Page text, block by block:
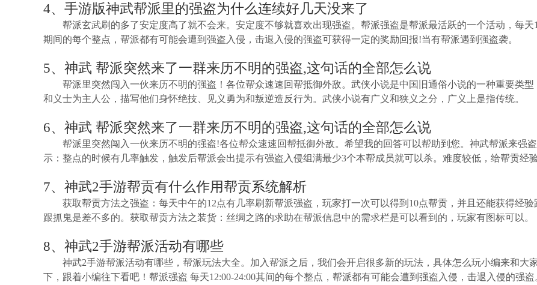
4、手游版神武帮派里的强盗为什么连续好几天没来了
帮派玄武刷的多了安定度高了就不会来。安定度不够就喜欢出现强盗。帮派强盗是帮派最活跃的一个活动，每天
期间的每个整点，帮派都有可能会遭到强盗入侵，击退入侵的强盗可获得一定的奖励回报!当有帮派遇到强盗袭。
5、神武 帮派突然来了一群来历不明的强盗,这句话的全部怎么说
帮派里突然闯入一伙来历不明的强盗！各位帮众速速回帮抵御外敌。武侠小说是中国旧通俗小说的一种重要类型
和义士为主人公，描写他们身怀绝技、见义勇为和叛逆造反行为。武侠小说有广义和狭义之分，广义上是指传统。
6、神武 帮派突然来了一群来历不明的强盗,这句话的全部怎么说
帮派里突然闯入一伙来历不明的强盗!各位帮众速速回帮抵御外敌。希望我的回答可以帮助到您。神武帮派来强
示：整点的时候有几率触发，触发后帮派会出提示有强盗入侵组满最少3个本帮成员就可以杀。难度较低，给帮贡经验
7、神武2手游帮贡有什么作用帮贡系统解析
获取帮贡方法之强盗：每天中午的12点有几率刷新帮派强盗，玩家打一次可以得到10点帮贡，并且还能获得经验
跟抓鬼是差不多的。获取帮贡方法之装货：丝绸之路的求助在帮派信息中的需求栏是可以看到的，玩家有图标可以。
8、神武2手游帮派活动有哪些
神武2手游帮派活动有哪些，帮派玩法大全。加入帮派之后，我们会开启很多新的玩法，具体怎么玩小编来和大
下，跟着小编往下看吧！帮派强盗 每天12:00-24:00其间的每个整点，帮派都有可能会遭到强盗入侵，击退入侵的强盗